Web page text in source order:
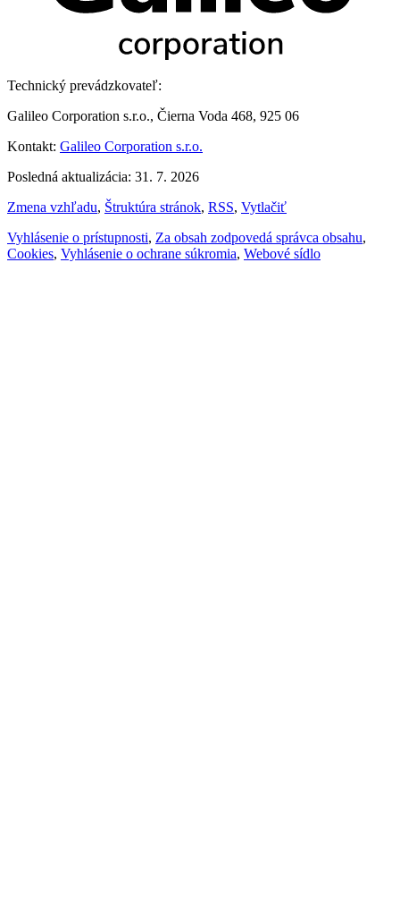
Technický prevádzkovateľ:
Galileo Corporation s.r.o., Čierna Voda 468, 925 06
Kontakt: Galileo Corporation s.r.o.
Posledná aktualizácia: 31. 7. 2026
Zmena vzhľadu, Štruktúra stránok, RSS, Vytlačiť
Vyhlásenie o prístupnosti, Za obsah zodpovedá správca obsahu,
Cookies, Vyhlásenie o ochrane súkromia, Webové sídlo